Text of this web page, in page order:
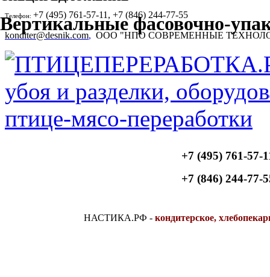
Телефон: +7 (495) 761-57-11, +7 (846) 244-77-55
konditer@desnik.com, ООО "НПО СОВРЕМЕННЫЕ
+7 (495) 761-57-
+7 (846) 244-77-
НАСТИКА.РФ - кондитерское,
Вертикальные фасовочно-